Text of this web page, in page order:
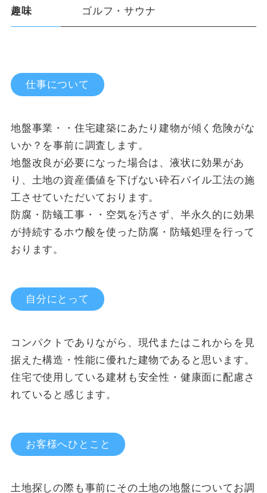
趣味 ゴルフ・サウナ
仕事について
地盤事業・・住宅建築にあたり建物が傾く危険がな
いか？を事前に調査します。
地盤改良が必要になった場合は、液状に効果があ
り、土地の資産価値を下げない砕石パイル工法の施
工させていただいております。
防腐・防蟻工事・・空気を汚さず、半永久的に効果
が持続するホウ酸を使った防腐・防蟻処理を行って
おります。
自分にとって
コンパクトでありながら、現代またはこれからを見
据えた構造・性能に優れた建物であると思います。
住宅で使用している建材も安全性・健康面に配慮さ
れていると感じます。
お客様へひとこと
土地探しの際も事前にその土地の地盤についてお調